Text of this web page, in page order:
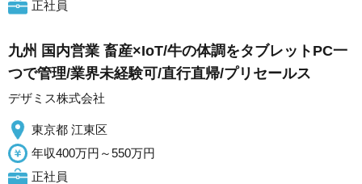
正社員
九州 国内営業 畜産×IoT/牛の体調をタブレットPC一
つで管理/業界未経験可/直行直帰/プリセールス
デザミス株式会社
東京都 江東区
年収400万円～550万円
正社員